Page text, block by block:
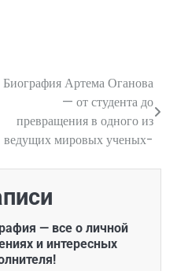
Биография Артема Оганова
— от студента до
превращения в одного из
ведущих мировых ученых-
— все о личной
и интересных